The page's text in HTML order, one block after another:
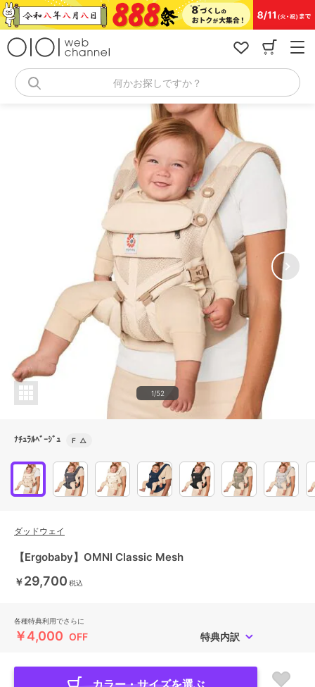
コ
ン
何かお探しですか？
1/52
ﾅﾁｭﾗﾙﾍﾞｰｼﾞｭ F △
ダッドウェイ
【Ergobaby】OMNI Classic Mesh
￥29,700 税込
各種特典利用でさらに
￥4,000 OFF 特典内訳
カラー・サイズを選ぶ